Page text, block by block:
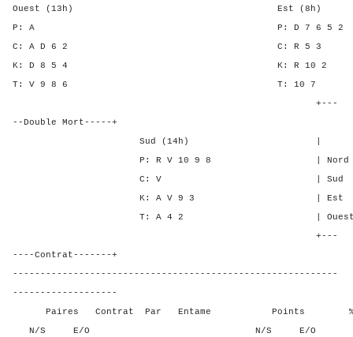
Ouest (13h) Est (8h)
P: A P: D 7 6
C: A D 6 2 C: R
K: D 8 5 4 K: R
T: V 9 8 6 T:
+---
--Double Mort-----+
Sud (14h) | SA P
P: R V 10 9 8 | Nord 1
C: V | Sud 1 2 1
K: A V 9 3 | Est - -
T: A 4 2 | Ouest - -
+---
----Contrat-------+
-----------------------------------------------------------
-------------------
Paires Contrat Par Entame Points %
N/S E/O N/S E/O N/